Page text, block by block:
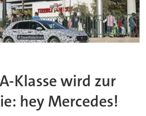
Klasse wird zur
hey Mercedes!